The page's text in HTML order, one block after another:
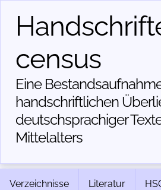
census
Eine
handschriftlichen
deutschsprachiger
Mittelalters
Verzeichnisse Literatur